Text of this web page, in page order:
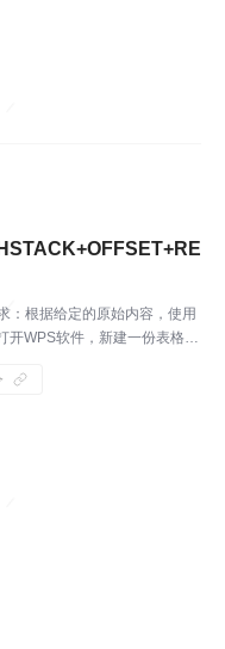
：根据给定的原始内容，使用
开WPS软件，新建一份表格，
：...